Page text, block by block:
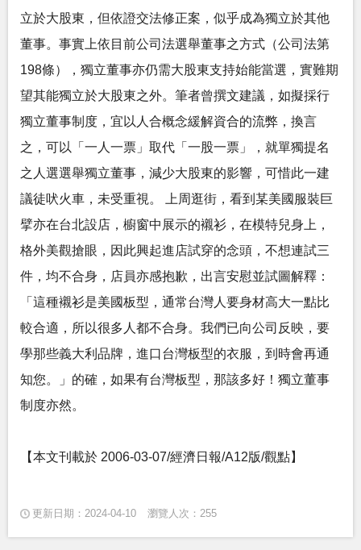
立於大股東，但依證交法修正案，似乎成為獨立於其他
董事。事實上依目前公司法選舉董事之方式（公司法第
198條），獨立董事亦仍需大股東支持始能當選，實難期
望其能獨立於大股東之外。筆者曾撰文建議，如擬採行
獨立董事制度，宜以人合概念緩解資合的流弊，換言
之，可以「一人一票」取代「一股一票」，就單獨提名
之人選選舉獨立董事，減少大股東的影響，可惜此一建
議徒吠火車，未受重視。 上周逛街，看到某美國服裝巨
擘亦在台北設店，櫥窗中展示的襯衫，在模特兒身上，
格外美觀搶眼，因此興起進店試穿的念頭，不想連試三
件，均不合身，店員亦感抱歉，出言安慰並試圖解釋：
「這種襯衫是美國板型，通常台灣人要身材高大一點比
較合適，所以很多人都不合身。我們已向公司反映，要
學那些義大利品牌，進口台灣板型的衣服，到時會再通
知您。」的確，如果有台灣板型，那該多好！獨立董事
制度亦然。
【本文刊載於 2006-03-07/經濟日報/A12版/觀點】
更新日期：2024-04-10 瀏覽人次：255